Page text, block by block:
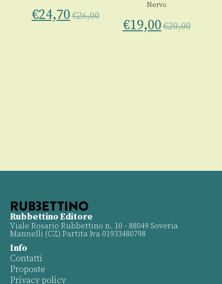
€24,70€26,00
Nervo
€19,00€20,00
Rubbettino Editore
Viale Rosario Rubbettino n. 10 - 88049 Soveria
Mannelli (CZ) Partita Iva 01933480798
Info
Contatti
Proposte
Privacy policy